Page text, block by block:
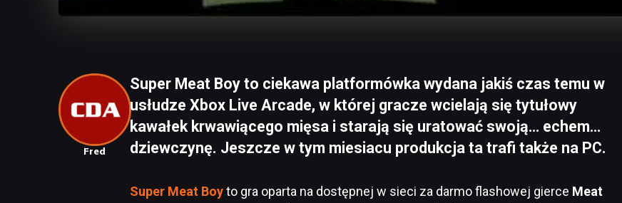
Fred
Super Meat Boy to ciekawa platformówka wydana jakiś czas temu w
usłudze Xbox Live Arcade, w której gracze wcielają się tytułowy
kawałek krwawiącego mięsa i starają się uratować swoją… echem…
dziewczynę. Jeszcze w tym miesiacu produkcja ta trafi także na PC.
Super Meat Boyto gra oparta na dostępnej w sieci za darmo flashowej gierce Meat